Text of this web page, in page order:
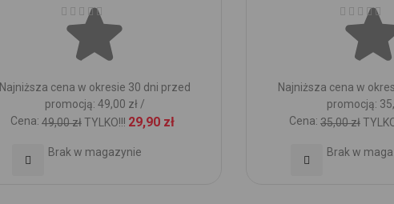
Ocena:
Najniższa cena w okresie 30 dni przed
promocją: 49,00 zł /
Cena: 49,00 złTYLKO!!! 29,90 zł
Brak w magazynie
Dodaj
Ocena:
Najniższa cena w
promocją:
Cena: 35,00 zł
Brak w
Dodaj